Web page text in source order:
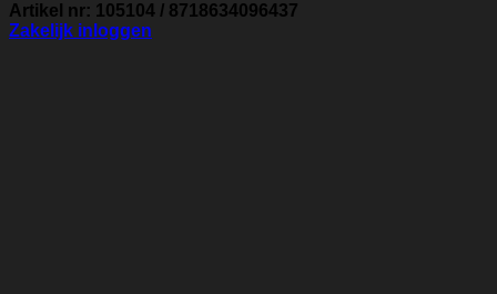
Artikel nr: 105104 / 8718634096437
Zakelijk inloggen